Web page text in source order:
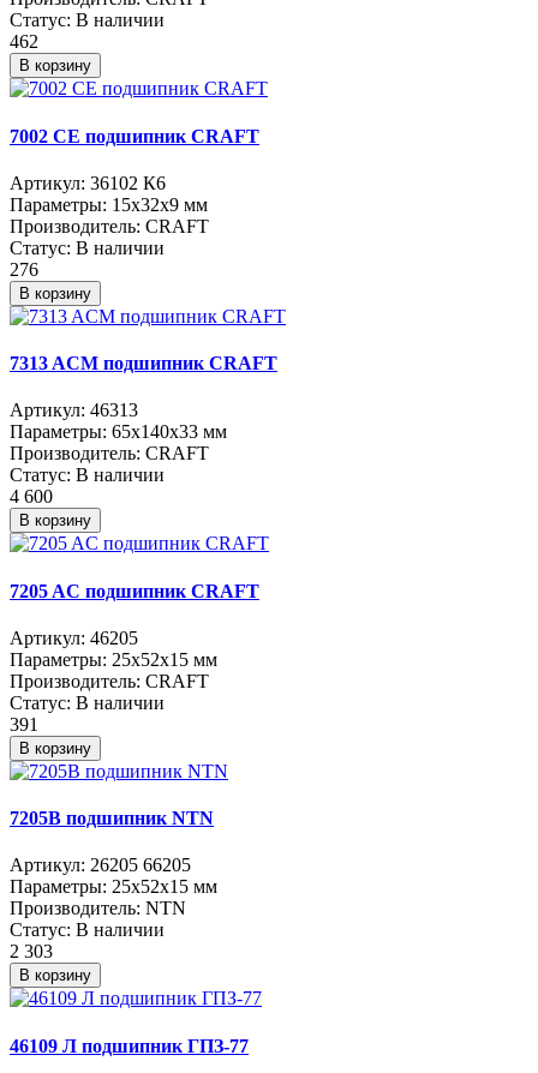
Статус: В наличии
462
В корзину
7002 CE подшипник CRAFT
Артикул: 36102 К6
Параметры: 15x32x9 мм
Производитель: CRAFT
Статус: В наличии
276
В корзину
7313 ACM подшипник CRAFT
Артикул: 46313
Параметры: 65x140x33 мм
Производитель: CRAFT
Статус: В наличии
4 600
В корзину
7205 AC подшипник CRAFT
Артикул: 46205
Параметры: 25x52x15 мм
Производитель: CRAFT
Статус: В наличии
391
В корзину
7205B подшипник NTN
Артикул: 26205 66205
Параметры: 25x52x15 мм
Производитель: NTN
Статус: В наличии
2 303
В корзину
46109 Л подшипник ГПЗ-77